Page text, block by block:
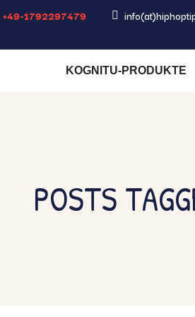
+49-1792297479
KOGNITU-PRODUKTE
POSTS